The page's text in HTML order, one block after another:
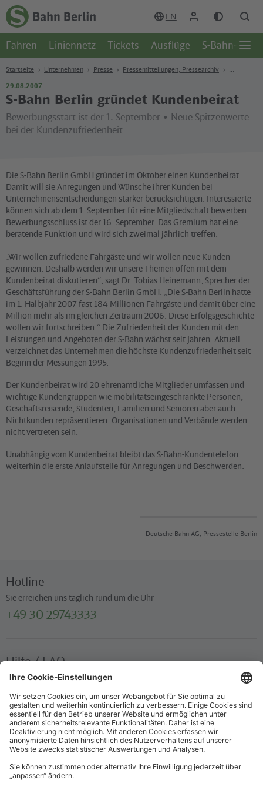
Zum Hauptinhalt
Zur Suche
Zur Hauptnavigation
Zur Fußzeile
Zur
Startseite
S-
Bahn
EN
Fahren Liniennetz Tickets Ausflüge S-Bahn-Welt
Startseite Unternehmen Presse Pressemitteilungen, Pressearchiv
29.08.2007
S-Bahn Berlin gründet Kundenbeirat
Bewerbungsstart ist der 1. September • Neue Spitzenwerte
bei der Kundenzufriedenheit
Die S-Bahn Berlin GmbH gründet im Oktober einen Kundenbeirat.
Damit will sie Anregungen und Wünsche ihrer Kunden bei
Unternehmensentscheidungen stärker berücksichtigen. Interessierte
können sich ab dem 1. September für eine Mitgliedschaft bewerben.
Bewerbungsschluss ist der 16. September. Das Gremium hat eine
beratende Funktion und wird sich zweimal jährlich treffen.
„Wir wollen zufriedene Fahrgäste und wir wollen neue Kunden
gewinnen. Deshalb werden wir unsere Themen offen mit dem
Kundenbeirat diskutieren“, sagt Dr. Tobias Heinemann, Sprecher der
Geschäftsführung der S-Bahn Berlin GmbH. „Die S-Bahn Berlin hatte
im 1. Halbjahr 2007 fast 184 Millionen Fahrgäste und damit über eine
Million mehr als im gleichen Zeitraum 2006. Diese Erfolgsgeschichte
wollen wir fortschreiben.“ Die Zufriedenheit der Kunden mit den
Leistungen und Angeboten der S-Bahn wächst seit Jahren. Aktuell
verzeichnet das Unternehmen die höchste Kundenzufriedenheit seit
Beginn der Messungen 1995.
Der Kundenbeirat wird 20 ehrenamtliche Mitglieder umfassen und
wichtige Kundengruppen wie mobilitätseingeschränkte Personen,
Geschäftsreisende, Studenten, Familien und Senioren aber auch
Nichtkunden repräsentieren. Organisationen und Verbände werden
nicht vertreten sein.
Unabhängig vom Kundenbeirat bleibt das S-Bahn-Kundentelefon
weiterhin die erste Anlaufstelle für Anregungen und Beschwerden.
Deutsche Bahn AG, Pressestelle Berlin
Hotline
Sie erreichen uns täglich rund um die Uhr
+49 30 29743333
Hilfe / FAQ
Die wichtigsten Antworten und Hilfestellungen für unterwegs
Verkaufsstellen
Ticketverkauf und persönliche Beratung